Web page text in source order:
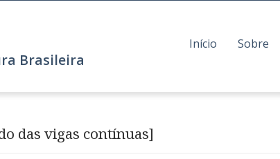
Brasileira
Início Sobre
das vigas contínuas]